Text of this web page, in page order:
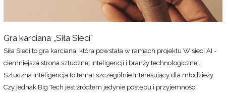
Gra karciana „Siła Sieci”
Siła Sieci to gra karciana, która powstała w ramach projektu W sieci AI -
ciemniejsza strona sztucznej inteligencji i branży technologicznej.
Sztuczna inteligencja to temat szczególnie interesujący dla młodzieży.
Czy jednak Big Tech jest źródłem jedynie postępu i przyjemności